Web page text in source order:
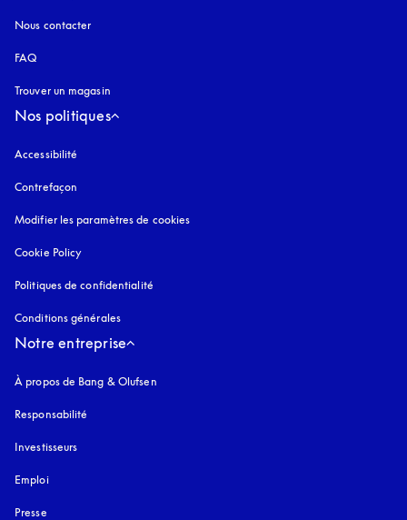
Nous contacter
FAQ
Trouver un magasin
Nos politiques
Accessibilité
Contrefaçon
Modifier les paramètres de cookies
Cookie Policy
Politiques de confidentialité
Conditions générales
Notre entreprise
À propos de Bang & Olufsen
Responsabilité
Investisseurs
Emploi
Presse